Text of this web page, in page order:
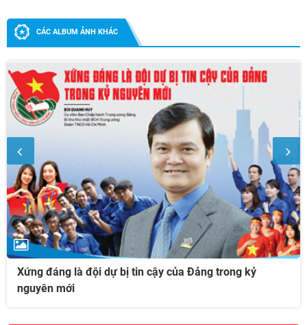
CÁC ALBUM ẢNH KHÁC
Xứng đáng là đội dự bị tin cậy của Đảng trong kỷ
nguyên mới